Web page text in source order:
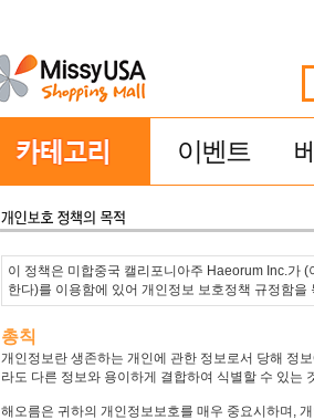
이벤트
이 정책은 미합중국 캘리포니아주 Haeorum Inc.가 (
한다)를 이용함에 있어 개인정보 보호정책 규정함을
총칙
개인정보란 생존하는 개인에 관한 정보로서 당해 정
라도 다른 정보와 용이하게 결합하여 식별할 수 있는
해오름은 귀하의 개인정보보호를 매우 중요시하며,